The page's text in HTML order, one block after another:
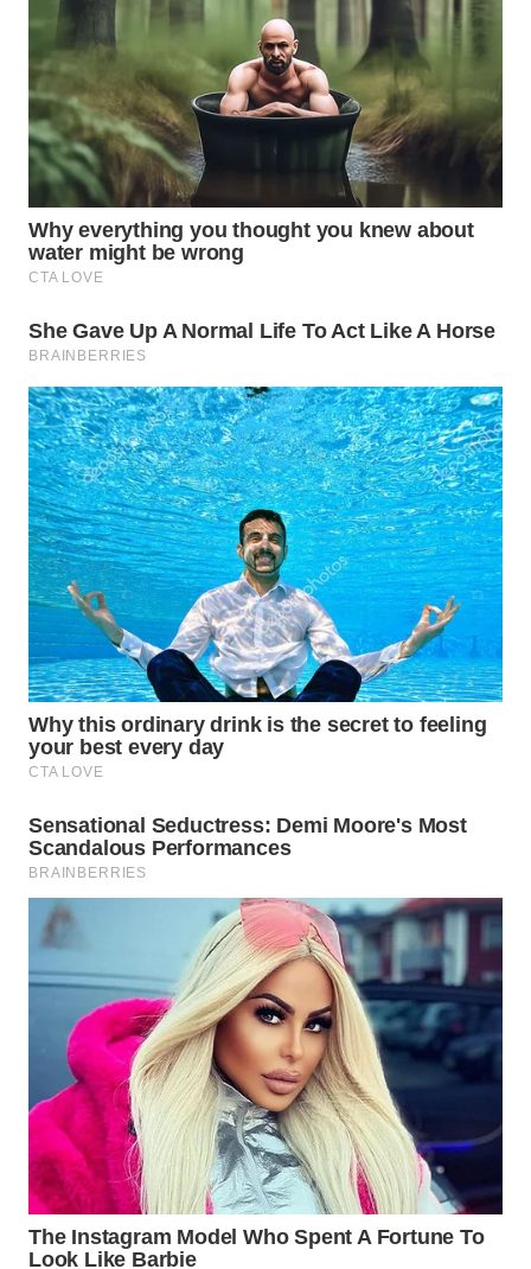
SELATAN
WN
TANJUNG
LESUNG
WN
KARO
WN
WN
LABUHANBATU
WN
TAPANULI
TENGAH
WN DELI
SERDANG
WN
TEBING
TINGGI
WN
PAKPAK
WN
KARAWANG
WN
BOGOR
WN
DEPOK
WN
UTARA